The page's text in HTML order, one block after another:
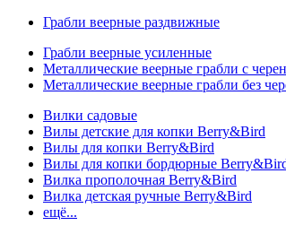
Грабли веерные раздвижные
Грабли веерные усиленные
Металлические веерные грабли с
Металлические веерные грабли без
Вилки садовые
Вилы детские для копки Berry&Bird
Вилы для копки Berry&Bird
Вилы для копки бордюрные
Вилка прополочная Berry&Bird
Вилка детская ручные Berry&Bird
ещё...